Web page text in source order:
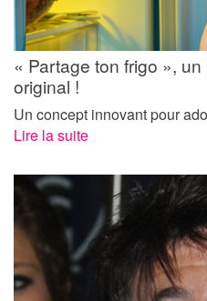
« Partage ton frigo »,
original !
Un concept innovant pour
Lire la suite